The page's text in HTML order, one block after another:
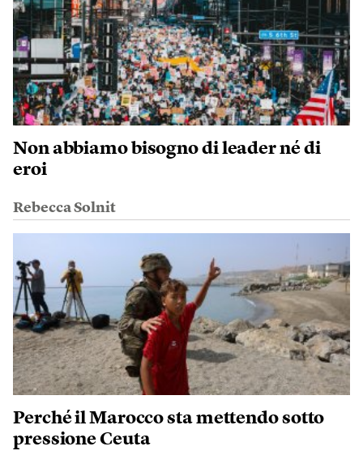
Non abbiamo bisogno di leader né di
eroi
Rebecca Solnit
Perché il Marocco sta mettendo sotto
pressione Ceuta